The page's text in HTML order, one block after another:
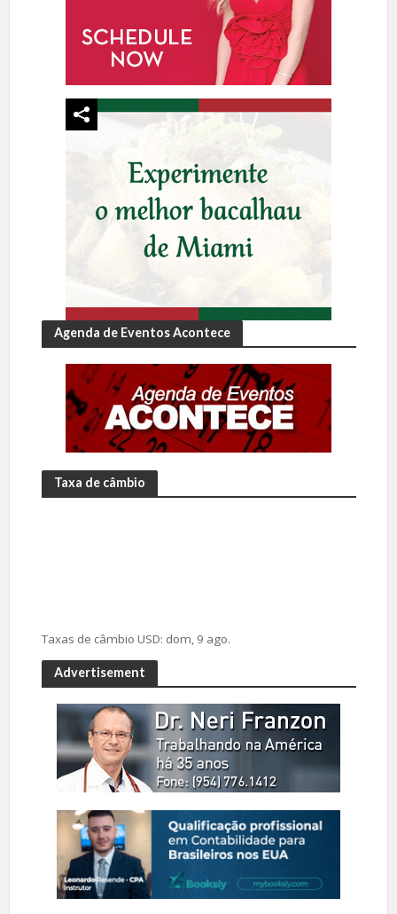
Agenda de Eventos Acontece
Taxa de câmbio
Taxas de câmbio USD: dom, 9 ago.
Advertisement